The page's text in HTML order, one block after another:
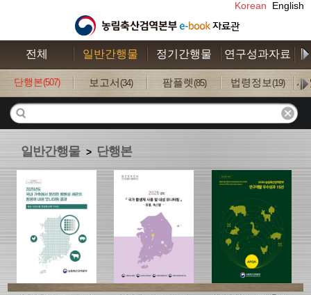
Korean English
전체 일반간행물 정기간행물 연구성과자료
단행본(507) 보고서 (34) 팜플렛 (85) 법령정보(19) 사
일반간행물 > 단행본